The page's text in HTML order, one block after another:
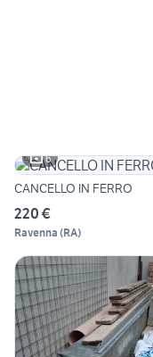
6
CANCELLO IN FERRO
220 €
Ravenna (RA)